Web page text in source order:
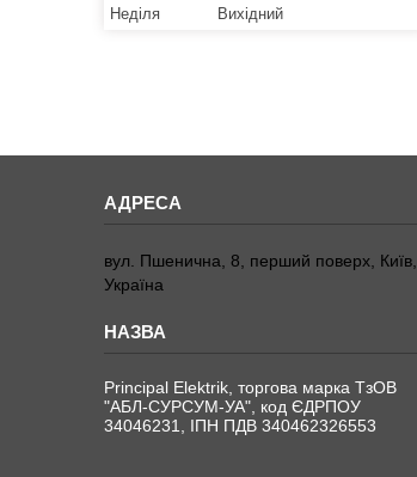
Неділя
Вихідний
вул. Пшенична, 8, перший поверх, Київ,
Україна
Principal Elektrik, торгова марка ТзОВ
"АБЛ-СУРСУМ-УА", код ЄДРПОУ
34046231, ІПН ПДВ 340462326553